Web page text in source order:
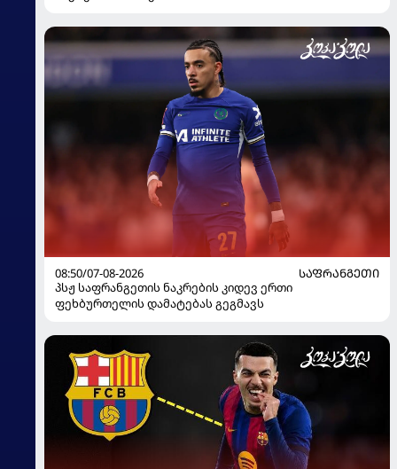
08:50/07-08-2026
ᲡᲐᲤᲠᲐᲜᲒᲔᲗᲘ
პსჟ საფრანგეთის ნაკრების კიდევ ერთი
ფეხბურთელის დამატებას გეგმავს